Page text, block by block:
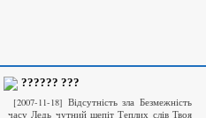
?????? ???
[2007-11-18] Відсутність зла Безмежність
часу Ледь чутний шепіт Теплих слів Твоя